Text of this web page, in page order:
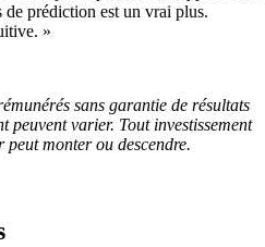
de prédiction est un vrai plus.
»
sans garantie de résultats
peuvent varier. Tout investissement
monter ou descendre.